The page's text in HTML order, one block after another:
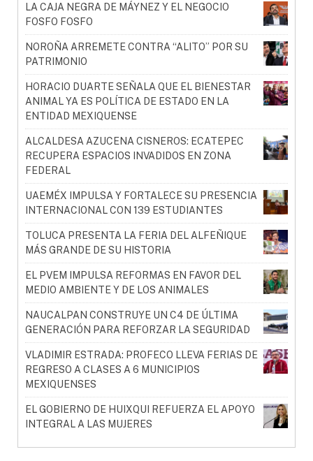
LA CAJA NEGRA DE MÁYNEZ Y EL NEGOCIO
FOSFO FOSFO
NOROÑA ARREMETE CONTRA “ALITO” POR SU
PATRIMONIO
HORACIO DUARTE SEÑALA QUE EL BIENESTAR
ANIMAL YA ES POLÍTICA DE ESTADO EN LA
ENTIDAD MEXIQUENSE
ALCALDESA AZUCENA CISNEROS: ECATEPEC
RECUPERA ESPACIOS INVADIDOS EN ZONA
FEDERAL
UAEMÉX IMPULSA Y FORTALECE SU PRESENCIA
INTERNACIONAL CON 139 ESTUDIANTES
TOLUCA PRESENTA LA FERIA DEL ALFEÑIQUE
MÁS GRANDE DE SU HISTORIA
EL PVEM IMPULSA REFORMAS EN FAVOR DEL
MEDIO AMBIENTE Y DE LOS ANIMALES
NAUCALPAN CONSTRUYE UN C4 DE ÚLTIMA
GENERACIÓN PARA REFORZAR LA SEGURIDAD
VLADIMIR ESTRADA: PROFECO LLEVA FERIAS DE
REGRESO A CLASES A 6 MUNICIPIOS
MEXIQUENSES
EL GOBIERNO DE HUIXQUI REFUERZA EL APOYO
INTEGRAL A LAS MUJERES